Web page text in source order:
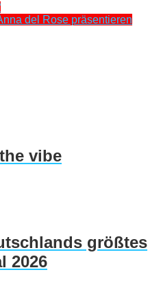
del Rose präsentieren
vibe
größtes
2026